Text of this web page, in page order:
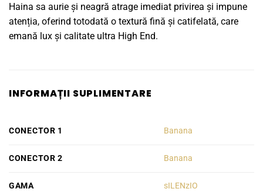
Haina sa aurie și neagră atrage imediat privirea și impune
atenția, oferind totodată o textură fină și catifelată, care
emană lux și calitate ultra High End.
INFORMAȚII SUPLIMENTARE
CONECTOR 1 Banana
CONECTOR 2 Banana
GAMA sILENzIO